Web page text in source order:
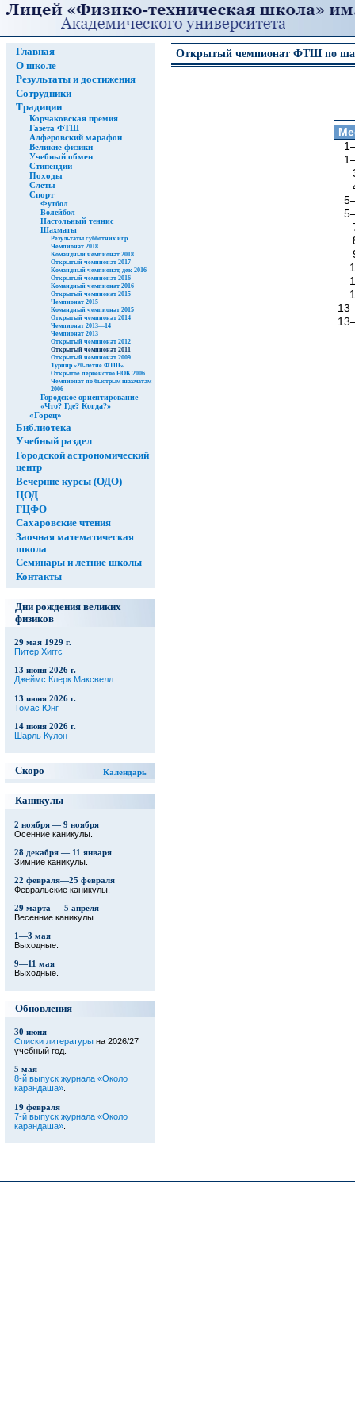
Главная
О школе
Результаты и достижения
Сотрудники
Традиции
Корчаковская премия
Газета ФТШ
Алферовский марафон
Великие физики
Учебный обмен
Стипендии
Походы
Слеты
Спорт
Футбол
Волейбол
Настольный теннис
Шахматы
Результаты субботних игр
Чемпионат 2018
Командный чемпионат 2018
Открытый чемпионат 2017
Командный чемпионат, дек 2016
Открытый чемпионат 2016
Командный чемпионат 2016
Открытый чемпионат 2015
Чемпионат 2015
Командный чемпионат 2015
Открытый чемпионат 2014
Чемпионат 2013—14
Чемпионат 2013
Открытый чемпионат 2012
Открытый чемпионат 2011
Открытый чемпионат 2009
Турнир «20-летие ФТШ»
Открытое первенство НОК 2006
Чемпионат по быстрым шахматам
2006
Городское ориентирование
«Что? Где? Когда?»
«Горец»
Библиотека
Учебный раздел
Городской астрономический
центр
Вечерние курсы (ОДО)
ЦОД
ГЦФО
Сахаровские чтения
Заочная математическая
школа
Семинары и летние школы
Контакты
Дни рождения великих
физиков
29 мая 1929 г.
Питер Хиггс
13 июня 2026 г.
Джеймс Клерк Максвелл
13 июня 2026 г.
Томас Юнг
14 июня 2026 г.
Шарль Кулон
Скоро Календарь
Каникулы
2 ноября — 9 ноября
Осенние каникулы.
28 декабря — 11 января
Зимние каникулы.
22 февраля—25 февраля
Февральские каникулы.
29 марта — 5 апреля
Весенние каникулы.
1—3 мая
Выходные.
9—11 мая
Выходные.
Обновления
30 июня
Списки литературына 2026/27
учебный год.
5 мая
8-й выпуск журнала «Около
карандаша».
19 февраля
7-й выпуск журнала «Около
карандаша».
Открытый чемпионат ФТШ по